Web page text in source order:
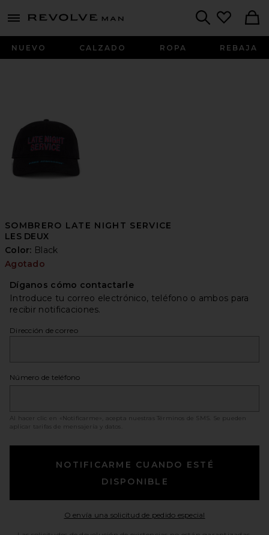
menu - shows more content
Revolve
NUEVO CALZADO ROPA REBAJA
SOMBRERO LATE NIGHT SERVICE
LES DEUX
Color: Black
Agotado
Díganos cómo contactarle
Introduce tu correo electrónico, teléfono o ambos para
recibir notificaciones.
Dirección de correo
Número de teléfono
Al hacer clic en «Notificarme», acepta nuestras Términos de SMS
. Se pueden
aplicar tarifas de mensajería y datos.
NOTIFICARME CUANDO ESTÉ
DISPONIBLE
O envía una solicitud de pedido especial